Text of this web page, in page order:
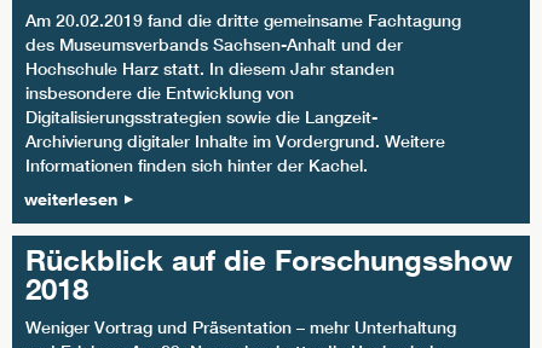
Am 20.02.2019 fand die dritte gemeinsame Fachtagung
des Museumsverbands Sachsen-Anhalt und der
Hochschule Harz statt. In diesem Jahr standen
insbesondere die Entwicklung von
Digitalisierungsstrategien sowie die Langzeit-
Archivierung digitaler Inhalte im Vordergrund. Weitere
Informationen finden sich hinter der Kachel.
weiterlesen
Rückblick auf die Forschungsshow
2018
Weniger Vortrag und Präsentation – mehr Unterhaltung